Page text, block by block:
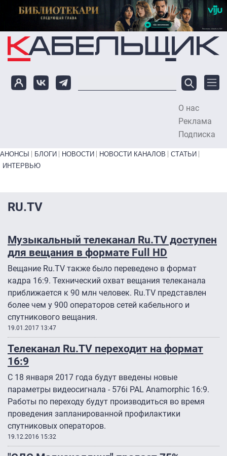
Перейти к основному содержанию
О нас
Реклама
Подписка
Primary links bottom
АНОНСЫ БЛОГИ НОВОСТИ НОВОСТИ КАНАЛОВ
СТАТЬИ
ИНТЕРВЬЮ
RU.TV
Музыкальный телеканал Ru.TV доступен
для вещания в формате Full HD
Вещание Ru.TV также было переведено в формат
кадра 16:9. Технический охват вещания телеканала
приближается к 90 млн человек. Ru.TV представлен
более чем у 900 операторов сетей кабельного и
спутникового вещания.
19.01.2017 13:47
Телеканал Ru.TV переходит на формат
16:9
С 18 января 2017 года будут введены новые
параметры видеосигнала - 576i PAL Anamorphic 16:9.
Работы по переходу будут производиться во время
проведения запланированной профилактики
спутниковых операторов.
19.12.2016 15:32